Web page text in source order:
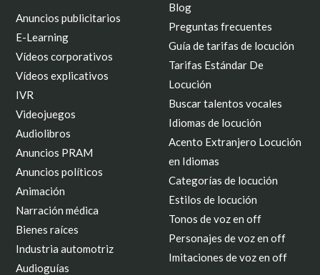
Anuncios publicitarios
E-Learning
Vídeos corporativos
Vídeos explicativos
IVR
Videojuegos
Audiolibros
Anuncios PRAM
Anuncios políticos
Animación
Narración médica
Bienes raíces
Industria automotriz
Audioguías
Blog
Preguntas frecuentes
Guía de tarifas de locución
Tarifas Estándar De
Locución
Buscar talentos vocales
Idiomas de locución
Acento Extranjero Locución
en Idiomas
Categorías de locución
Estilos de locución
Tonos de voz en off
Personajes de voz en off
Imitaciones de voz en off